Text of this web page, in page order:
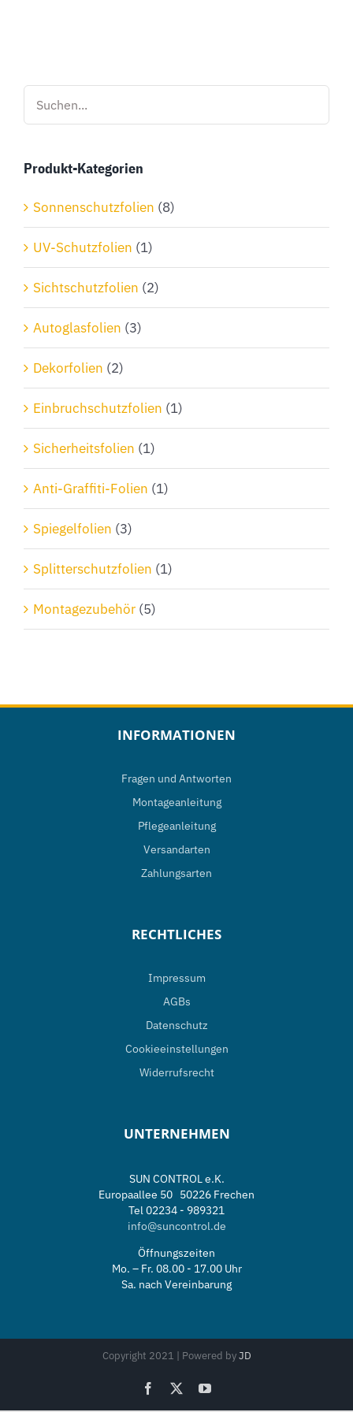
Die
können
Produktseite
gewählt
werden
Produkt-Kategorien
Sonnenschutzfolien (8)
UV-Schutzfolien (1)
Sichtschutzfolien (2)
Autoglasfolien (3)
Dekorfolien (2)
Einbruchschutzfolien (1)
Sicherheitsfolien (1)
Anti-Graffiti-Folien (1)
Spiegelfolien (3)
Splitterschutzfolien (1)
Montagezubehör (5)
INFORMATIONEN
Fragen und Antworten
Montageanleitung
Pflegeanleitung
Versandarten
Zahlungsarten
RECHTLICHES
Impressum
AGBs
Datenschutz
Cookieeinstellungen
Widerrufsrecht
UNTERNEHMEN
SUN CONTROL e.K.
Europaallee 50 50226 Frechen
Tel 02234 - 989321
info@suncontrol.de
Öffnungszeiten
Mo. – Fr. 08.00 - 17.00 Uhr
Sa. nach Vereinbarung
Copyright 2021 | Powered byJD
Facebook YouTube